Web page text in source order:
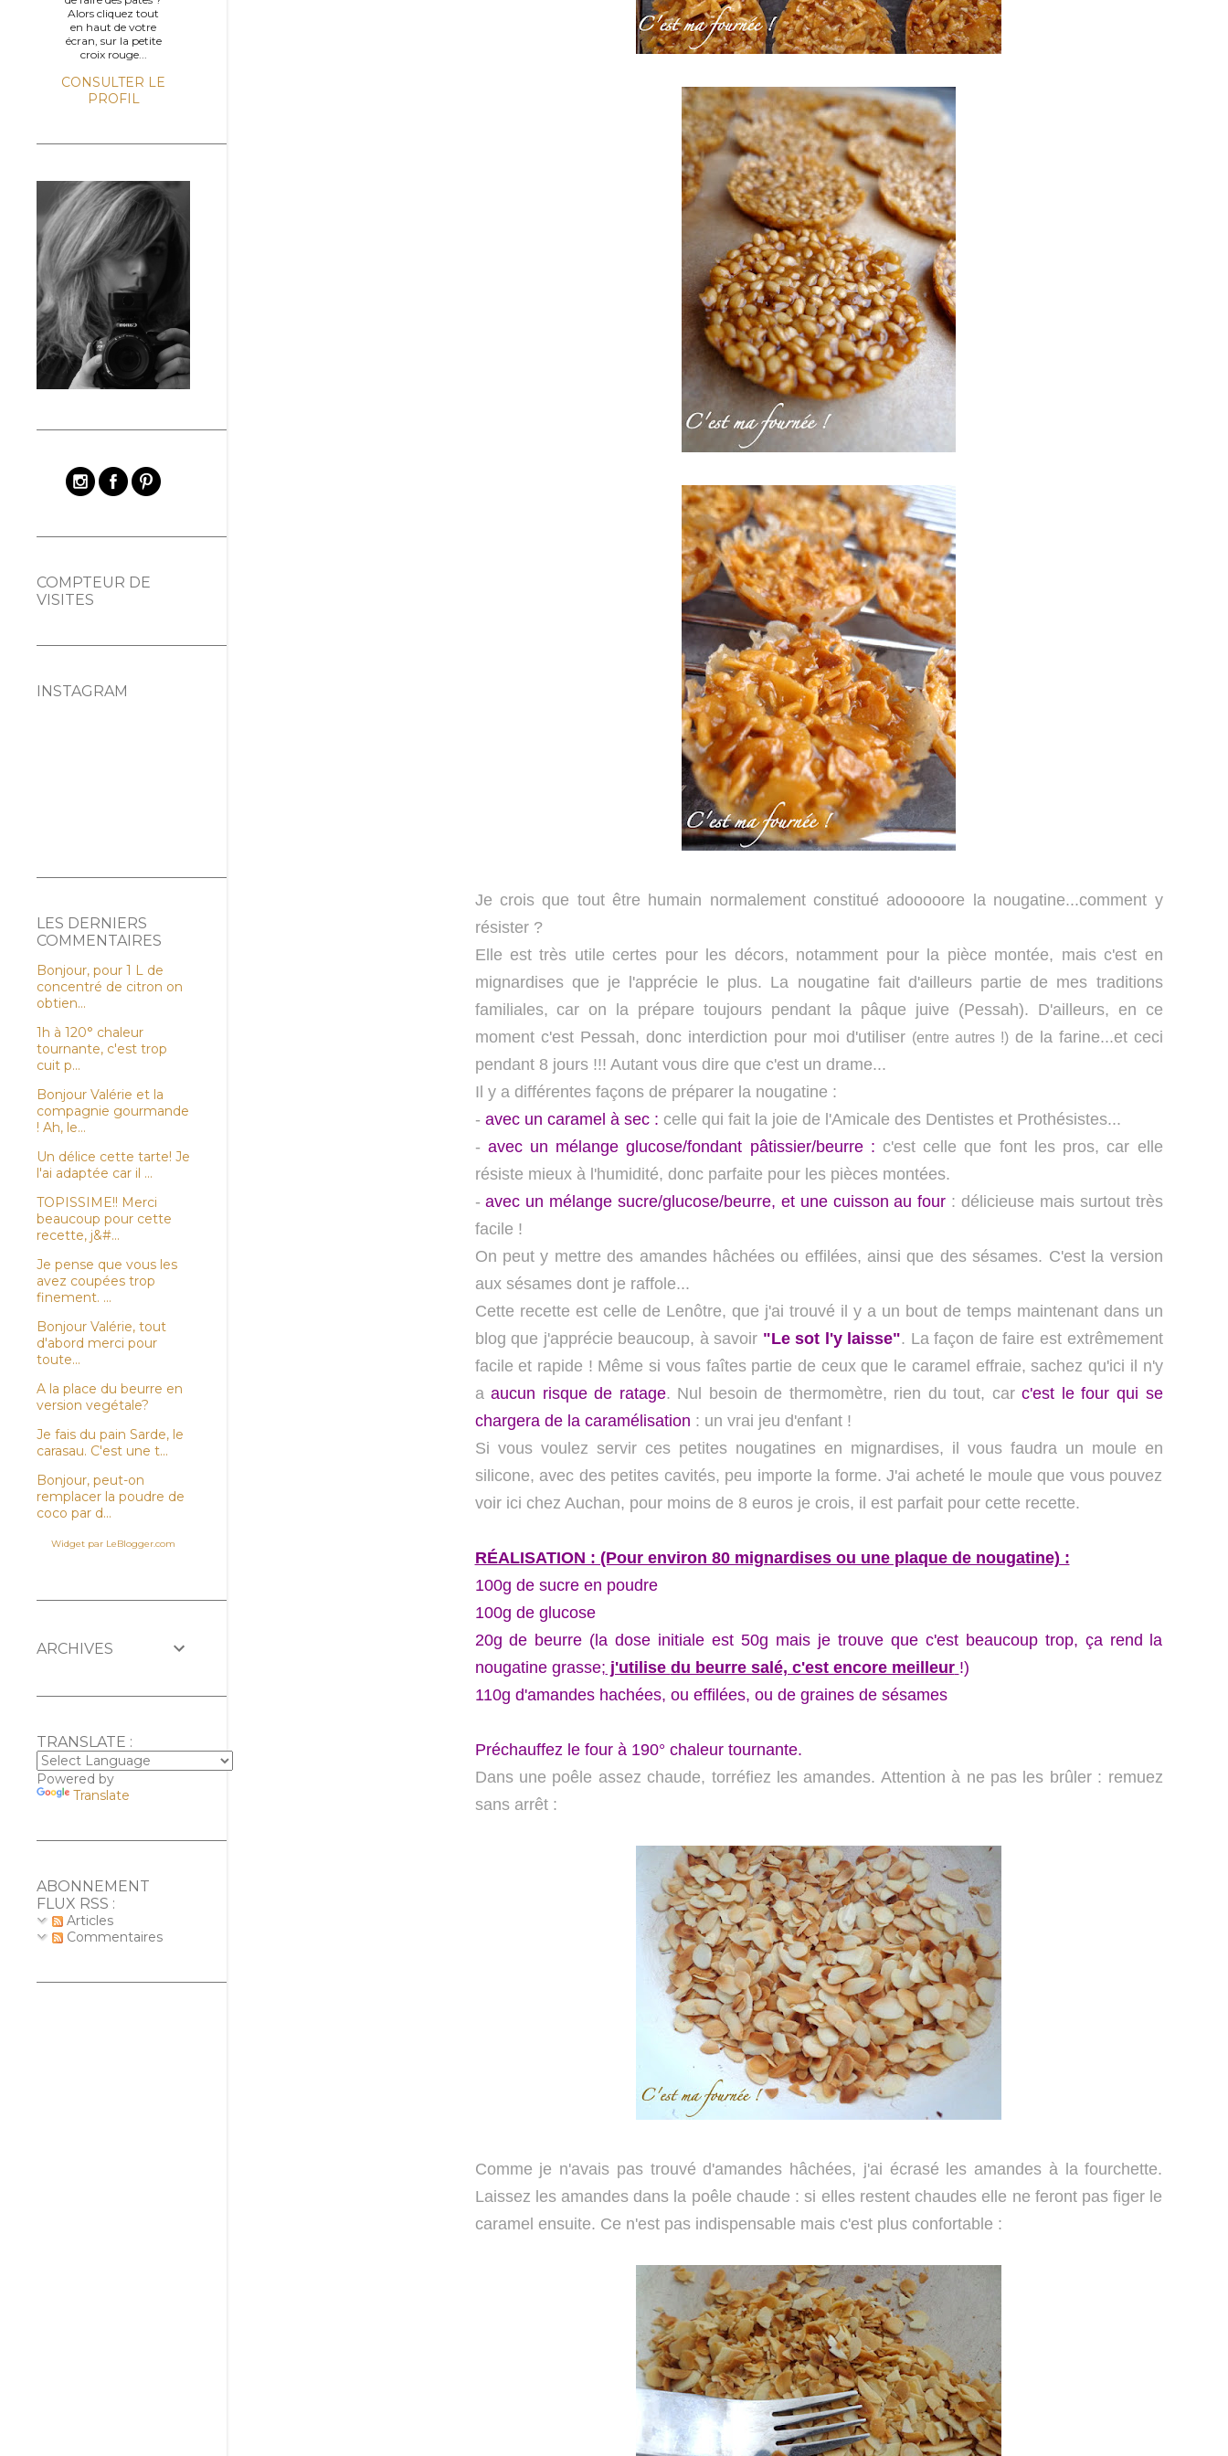
Je crois que tout être humain normalement constitué adooooore la nougatine...comment y
résister ?
Elle est très utile certes pour les décors, notamment pour la pièce montée, mais c'est en
mignardises que je l'apprécie le plus. La nougatine fait d'ailleurs partie de mes traditions
familiales, car on la prépare toujours pendant la pâque juive (Pessah). D'ailleurs, en ce
moment c'est Pessah, donc interdiction pour moi d'utiliser (entre autres !)de la farine...et ceci
pendant 8 jours !!! Autant vous dire que c'est un drame...
Il y a différentes façons de préparer la nougatine :
- avec un caramel à sec : celle qui fait la joie de l'Amicale des Dentistes et Prothésistes...
- avec un mélange glucose/fondant pâtissier/beurre : c'est celle que font les pros, car elle
résiste mieux à l'humidité, donc parfaite pour les pièces montées.
-avec un mélange sucre/glucose/beurre, et une cuisson au four : délicieuse mais surtout très
facile !
On peut y mettre des amandes hâchées ou effilées, ainsi que des sésames. C'est la version
aux sésames dont je raffole...
Cette recette est celle de Lenôtre, que j'ai trouvé il y a un bout de temps maintenant dans un
blog que j'apprécie beaucoup, à savoir "Le sot l'y laisse". La façon de faire est extrêmement
facile et rapide ! Même si vous faîtes partie de ceux que le caramel effraie, sachez qu'ici il n'y
aaucun risque de ratage. Nul besoin de thermomètre, rien du tout, carc'est le four qui se
chargera de la caramélisation : un vrai jeu d'enfant !
Si vous voulez servir ces petites nougatines en mignardises, il vous faudra un moule en
silicone, avec des petites cavités, peu importe la forme. J'ai acheté le moule que vous pouvez
voir ici chez Auchan, pour moins de 8 euros je crois, il est parfait pour cette recette.
RÉALISATION : (Pour environ 80 mignardises ou une plaque de nougatine) :
100g de sucre en poudre
100g de glucose
20g de beurre (la dose initiale est 50g mais je trouve que c'est beaucoup trop, ça rend la
nougatine grasse; j'utilise du beurre salé, c'est encore meilleur !)
110g d'amandes hachées, ou effilées, ou de graines de sésames
Préchauffez le four à 190° chaleur tournante.
Dans une poêle assez chaude, torréfiez les amandes. Attention à ne pas les brûler : remuez
sans arrêt :
Comme je n'avais pas trouvé d'amandes hâchées, j'ai écrasé les amandes à la fourchette.
Laissez les amandes dans la poêle chaude : si elles restent chaudes elle ne feront pas figer le
caramel ensuite. Ce n'est pas indispensable mais c'est plus confortable :
Alors cliquez tout
en haut de votre
écran, sur la petite
croix rouge...
CONSULTER LE
PROFIL
COMPTEUR DE
VISITES
INSTAGRAM
LES DERNIERS
COMMENTAIRES
Bonjour, pour 1 L de
concentré de citron on
obtien...
1h à 120° chaleur
tournante, c'est trop
cuit p...
Bonjour Valérie et la
compagnie gourmande
! Ah, le...
Un délice cette tarte! Je
l'ai adaptée car il ...
TOPISSIME!! Merci
beaucoup pour cette
recette, j&#...
Je pense que vous les
avez coupées trop
finement. ...
Bonjour Valérie, tout
d'abord merci pour
toute...
A la place du beurre en
version vegétale?
Je fais du pain Sarde, le
carasau. C'est une t...
Bonjour, peut-on
remplacer la poudre de
coco par d...
Widget par LeBlogger.com
ARCHIVES
TRANSLATE :
Powered by
Translate
ABONNEMENT
FLUX RSS :
Articles
Commentaires